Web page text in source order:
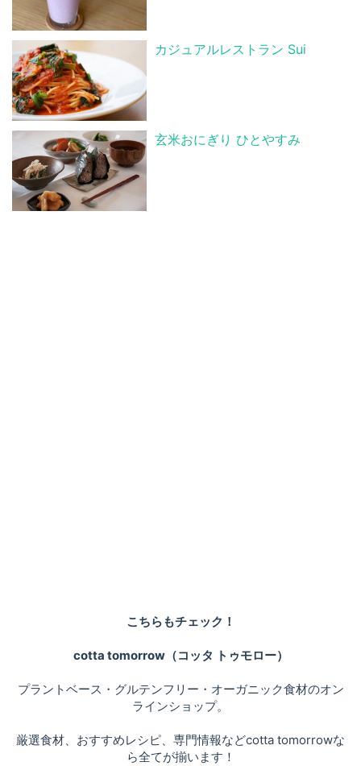
カジュアルレストラン Sui
玄米おにぎり ひとやすみ
こちらもチェック！
cotta tomorrow（コッタ トゥモロー）
プラントベース・グルテンフリー・オーガニック食材のオン
ラインショップ。
厳選食材、おすすめレシピ、専門情報などcotta tomorrowな
ら全てが揃います！